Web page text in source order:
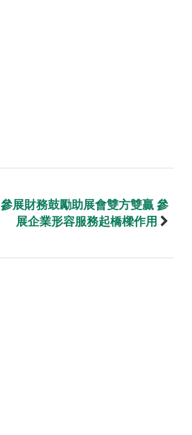
參展財務鼓勵助展會雙方雙贏 參
展企業形容服務起橋樑作用